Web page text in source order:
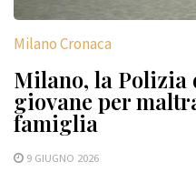
Milano Cronaca
Milano, la Polizia
giovane per
famiglia
9 GIUGNO 2026